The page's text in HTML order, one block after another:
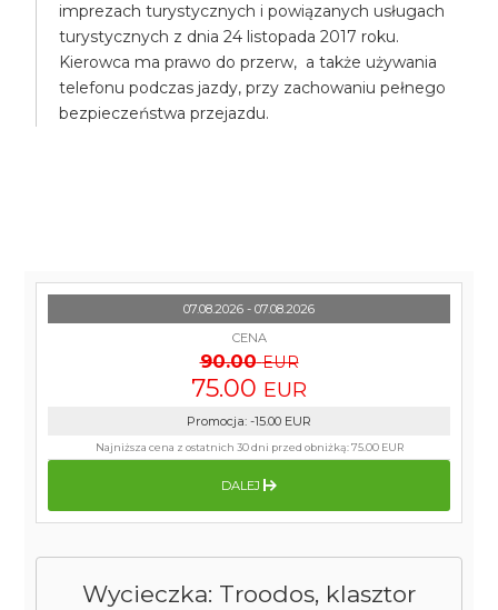
imprezach turystycznych i powiązanych usługach
turystycznych z dnia 24 listopada 2017 roku.
Kierowca ma prawo do przerw, a także używania
telefonu podczas jazdy, przy zachowaniu pełnego
bezpieczeństwa przejazdu.
Wycieczka: Troodos, klasztor
07.08.2026 - 07.08.2026
CENA
90.00 EUR
75.00 EUR
Promocja: -15.00 EUR
Najniższa cena z ostatnich 30 dni przed obniżką:75.00 EUR
DALEJ